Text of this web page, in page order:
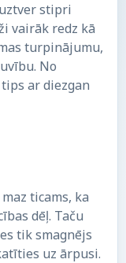
stipri
vairāk redz kā
turpinājumu,
No
ar diezgan
ticams, ka
dēļ. Taču
tik smagnējs
uz ārpusi.